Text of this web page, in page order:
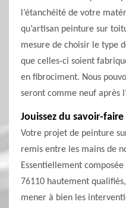
l’étanchéité de votre
qu’artisan peinture sur
mesure de choisir le type
que celles-ci soient
en fibrociment. Nous
seront comme neuf après
Jouissez du savoir-
Votre projet de peinture
remis entre les mains de
Essentiellement
76110 hautement
mener à bien les